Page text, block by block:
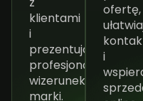
klientami
i
prezentującą
profesjonalny
wizerunek
marki.
ofertę,
i